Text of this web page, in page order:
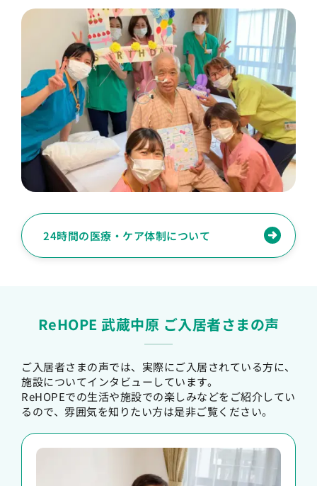
24時間の医療・ケア体制について
ReHOPE 武蔵中原 ご入居者さまの声
ご入居者さまの声では、実際にご入居されている方に、
施設についてインタビューしています。
ReHOPEでの生活や施設での楽しみなどをご紹介してい
るので、雰囲気を知りたい方は是非ご覧ください。